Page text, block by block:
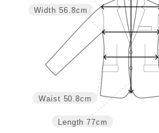
Length 77cm
Waist 50.8cm
Width 56.8cm